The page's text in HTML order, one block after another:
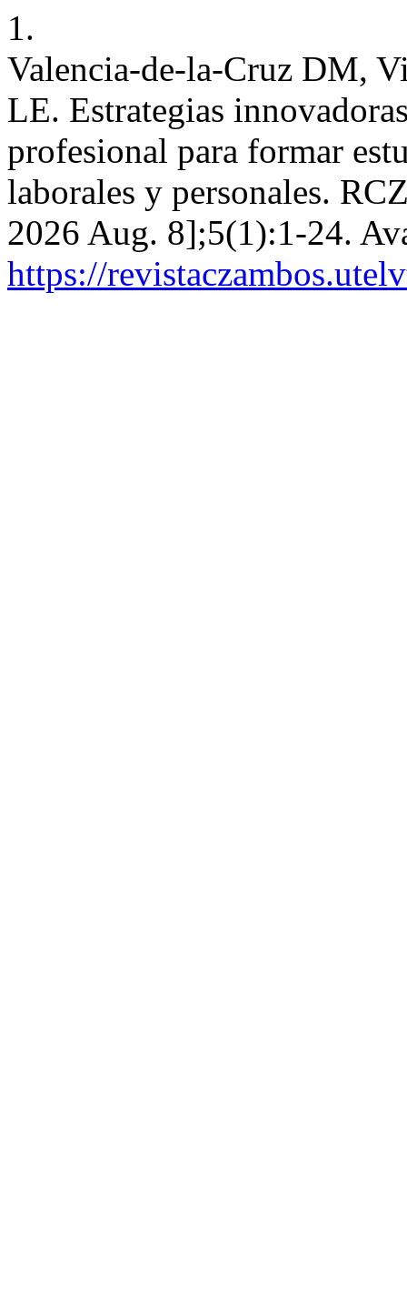
1.
Valencia-de-la-Cruz DM,
LE. Estrategias
profesional para formar
laborales y personales.
2026 Aug. 8];5(1):1-24.
https://